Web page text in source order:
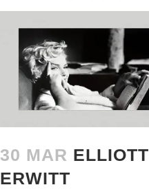
30 MAR ELLIOTT
ERWITT